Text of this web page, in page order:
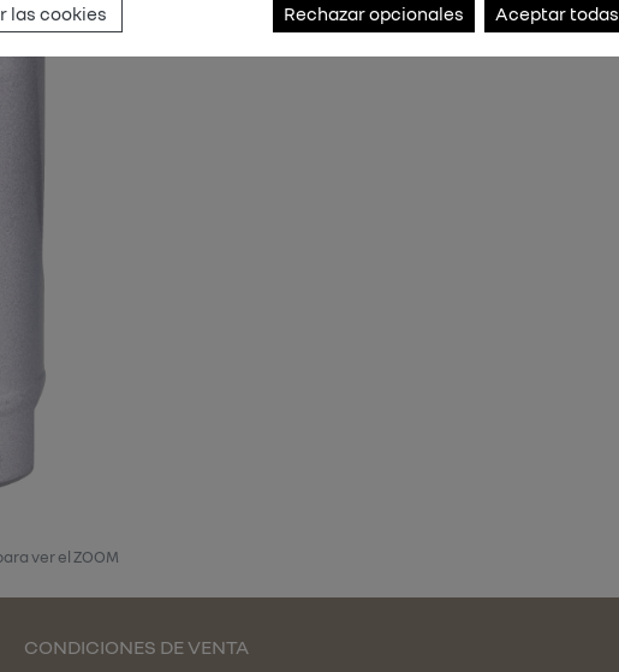
ver el ZOOM
CONDICIONES DE VENTA
las cookies Rechazar opcionales Aceptar todas